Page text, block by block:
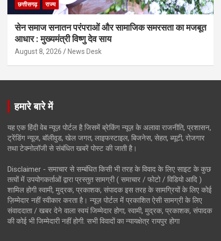
छत्तीसगढ़ राज्य
सेन समाज सनातन परंपराओं और सामाजिक समरसता का मजबूत
आधार : मुख्यमंत्री विष्णु देव साय
August 8, 2026 News Desk
हमारे बारे में
यह एक हिंदी वेब न्यूज़ पोर्टल है जिसमें ब्रेकिंग न्यूज़ के अलावा राजनीति, प्रशासन,
ट्रेंडिंग न्यूज, बॉलीवुड, खेल जगत, लाइफस्टाइल, बिजनेस, सेहत, ब्यूटी, रोजगार
तथा टेक्नोलॉजी से संबंधित खबरें पोस्ट की जाती है।
Disclaimer - समाचार से सम्बंधित किसी भी तरह के विवाद के लिए साइट के कुछ
तत्वों में उपयोगकर्ताओं द्वारा प्रस्तुत सामग्री ( समाचार / फोटो / विडियो आदि )
शामिल होगी स्वामी, मुद्रक, प्रकाशक, संपादक इस तरह के सामग्रियों के लिए कोई
ज़िम्मेदार नहीं स्वीकार करता है। न्यूज़ पोर्टल में प्रकाशित ऐसी सामग्री के लिए
संवाददाता / खबर देने वाला स्वयं जिम्मेदार होगा, स्वामी, मुद्रक, प्रकाशक, संपादक
की कोई भी जिम्मेदारी नहीं होगी. सभी विवादों का न्यायक्षेत्र रायपुर होगा